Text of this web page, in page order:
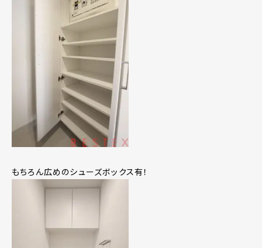
もちろん広めのシューズボックス有！